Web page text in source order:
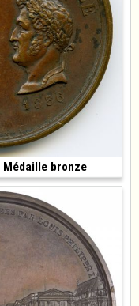
bronze